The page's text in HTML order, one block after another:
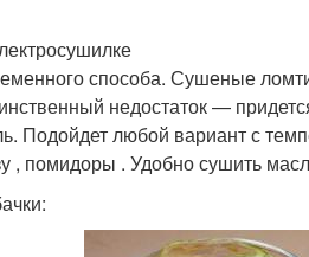
способа. Сушеные
недостаток —
Подойдет любой вариант с
, помидоры . Удобно сушить